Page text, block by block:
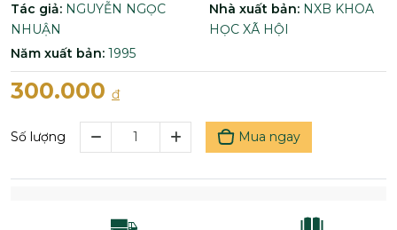
Tác giả: NGUYỄN NGỌC
NHUẬN
Nhà xuất bản: NXB KHOA
HỌC XÃ HỘI
Năm xuất bản: 1995
300.000 đ
Số lượng Mua ngay